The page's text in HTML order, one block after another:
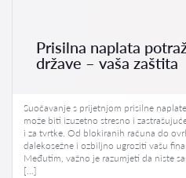
Prisilna naplata
države – vaša zaštita
Suočavanje s prijetnjom prisilne
može biti izuzetno stresno i
i za tvrtke. Od blokiranih računa do
dalekosežne i ozbiljno ugroziti vašu
Međutim, važno je razumjeti da niste
[…]